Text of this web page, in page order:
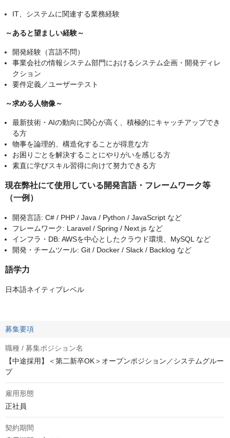
IT、システムに関連する業務経験
～あると望ましい経験～
開発経験（言語不問）
事業会社の情報システム部門におけるシステム企画・開発ディレ
クション
要件定義／ユーザーテスト
～求める人物像～
最新技術・AIの動向に関心が高く、積極的にキャッチアップでき
る方
物事を論理的、構造化することが得意な方
お困りごとを解決することにやりがいを感じる方
素直に学びスキル習得に向けて努力できる方
現在弊社にて使用している開発言語・フレームワーク等
（一例）
開発言語: C# / PHP / Java / Python / JavaScript など
フレームワーク: Laravel / Spring / Next.js など
インフラ・DB: AWSを中心としたクラウド環境、MySQL など
開発・チームツール: Git / Docker / Slack / Backlog など
語学力
日本語ネイティブレベル
募集要項
職種 / 募集ポジション名
【中途採用】＜第二新卒OK＞オープンポジション／システムグルー
プ
雇用形態
正社員
契約期間